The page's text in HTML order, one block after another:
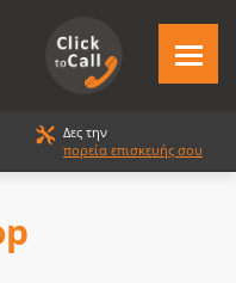
Δες την
πορεία επισκευής σου